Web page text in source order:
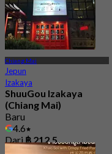
Chiang Mai
Jepun
Izakaya
ShuuGou Izakaya
(Chiang Mai)
Baru
4.6
Dari฿ 212.5